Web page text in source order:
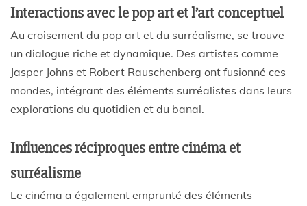
Interactions avec le pop art et l’art conceptuel
Au croisement du pop art et du surréalisme, se trouve
un dialogue riche et dynamique. Des artistes comme
Jasper Johns et Robert Rauschenberg ont fusionné ces
mondes, intégrant des éléments surréalistes dans leurs
explorations du quotidien et du banal.
Influences réciproques entre cinéma et
surréalisme
Le cinéma a également emprunté des éléments